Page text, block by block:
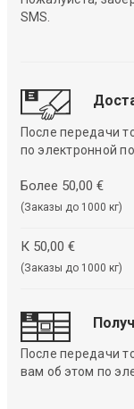
SMS.
После передачи
по электронной
Более 50,00 €
(Заказы до 1000 кг)
К 50,00 €
(Заказы до 1000 кг)
После передачи
вам об этом по